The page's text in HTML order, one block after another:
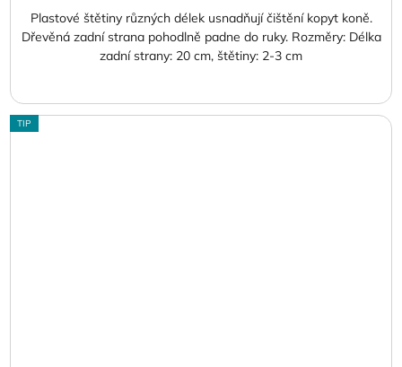
Plastové štětiny různých délek usnadňují čištění kopyt koně.
Dřevěná zadní strana pohodlně padne do ruky. Rozměry: Délka
zadní strany: 20 cm, štětiny: 2-3 cm
TIP